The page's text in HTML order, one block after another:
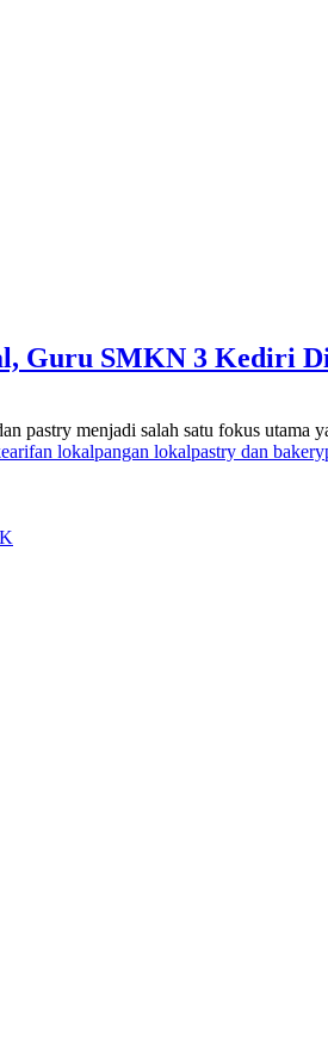
Guru SMKN 3 Kediri
menjadi salah satu fokus utama
lokalpangan lokalpastry dan bakery